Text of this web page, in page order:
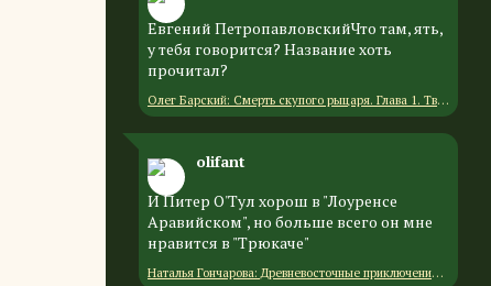
Евгений ПетропавловскийЧто там, ять,
у тебя говорится? Название хоть
прочитал?
Олег Барский: Смерть скупого рыцаря. Глава 1. Творческие люди (4/7)
olifant
И Питер О'Тул хорош в "Лоуренсе
Аравийском", но больше всего он мне
нравится в "Трюкаче"
Наталья Гончарова: Древневосточные приключения — 7. «Встреча с айярами»